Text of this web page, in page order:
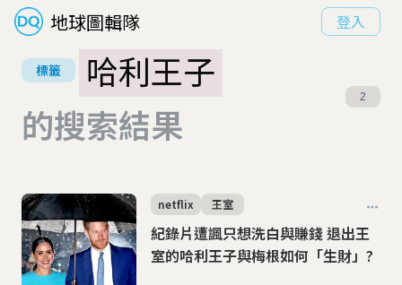
地球圖輯隊 登入
標籤
哈利王子
的搜索結果
2
紀錄片遭諷只想洗白與賺錢 退出王
室的哈利王子與梅根如何「生財」?
netflix 王室